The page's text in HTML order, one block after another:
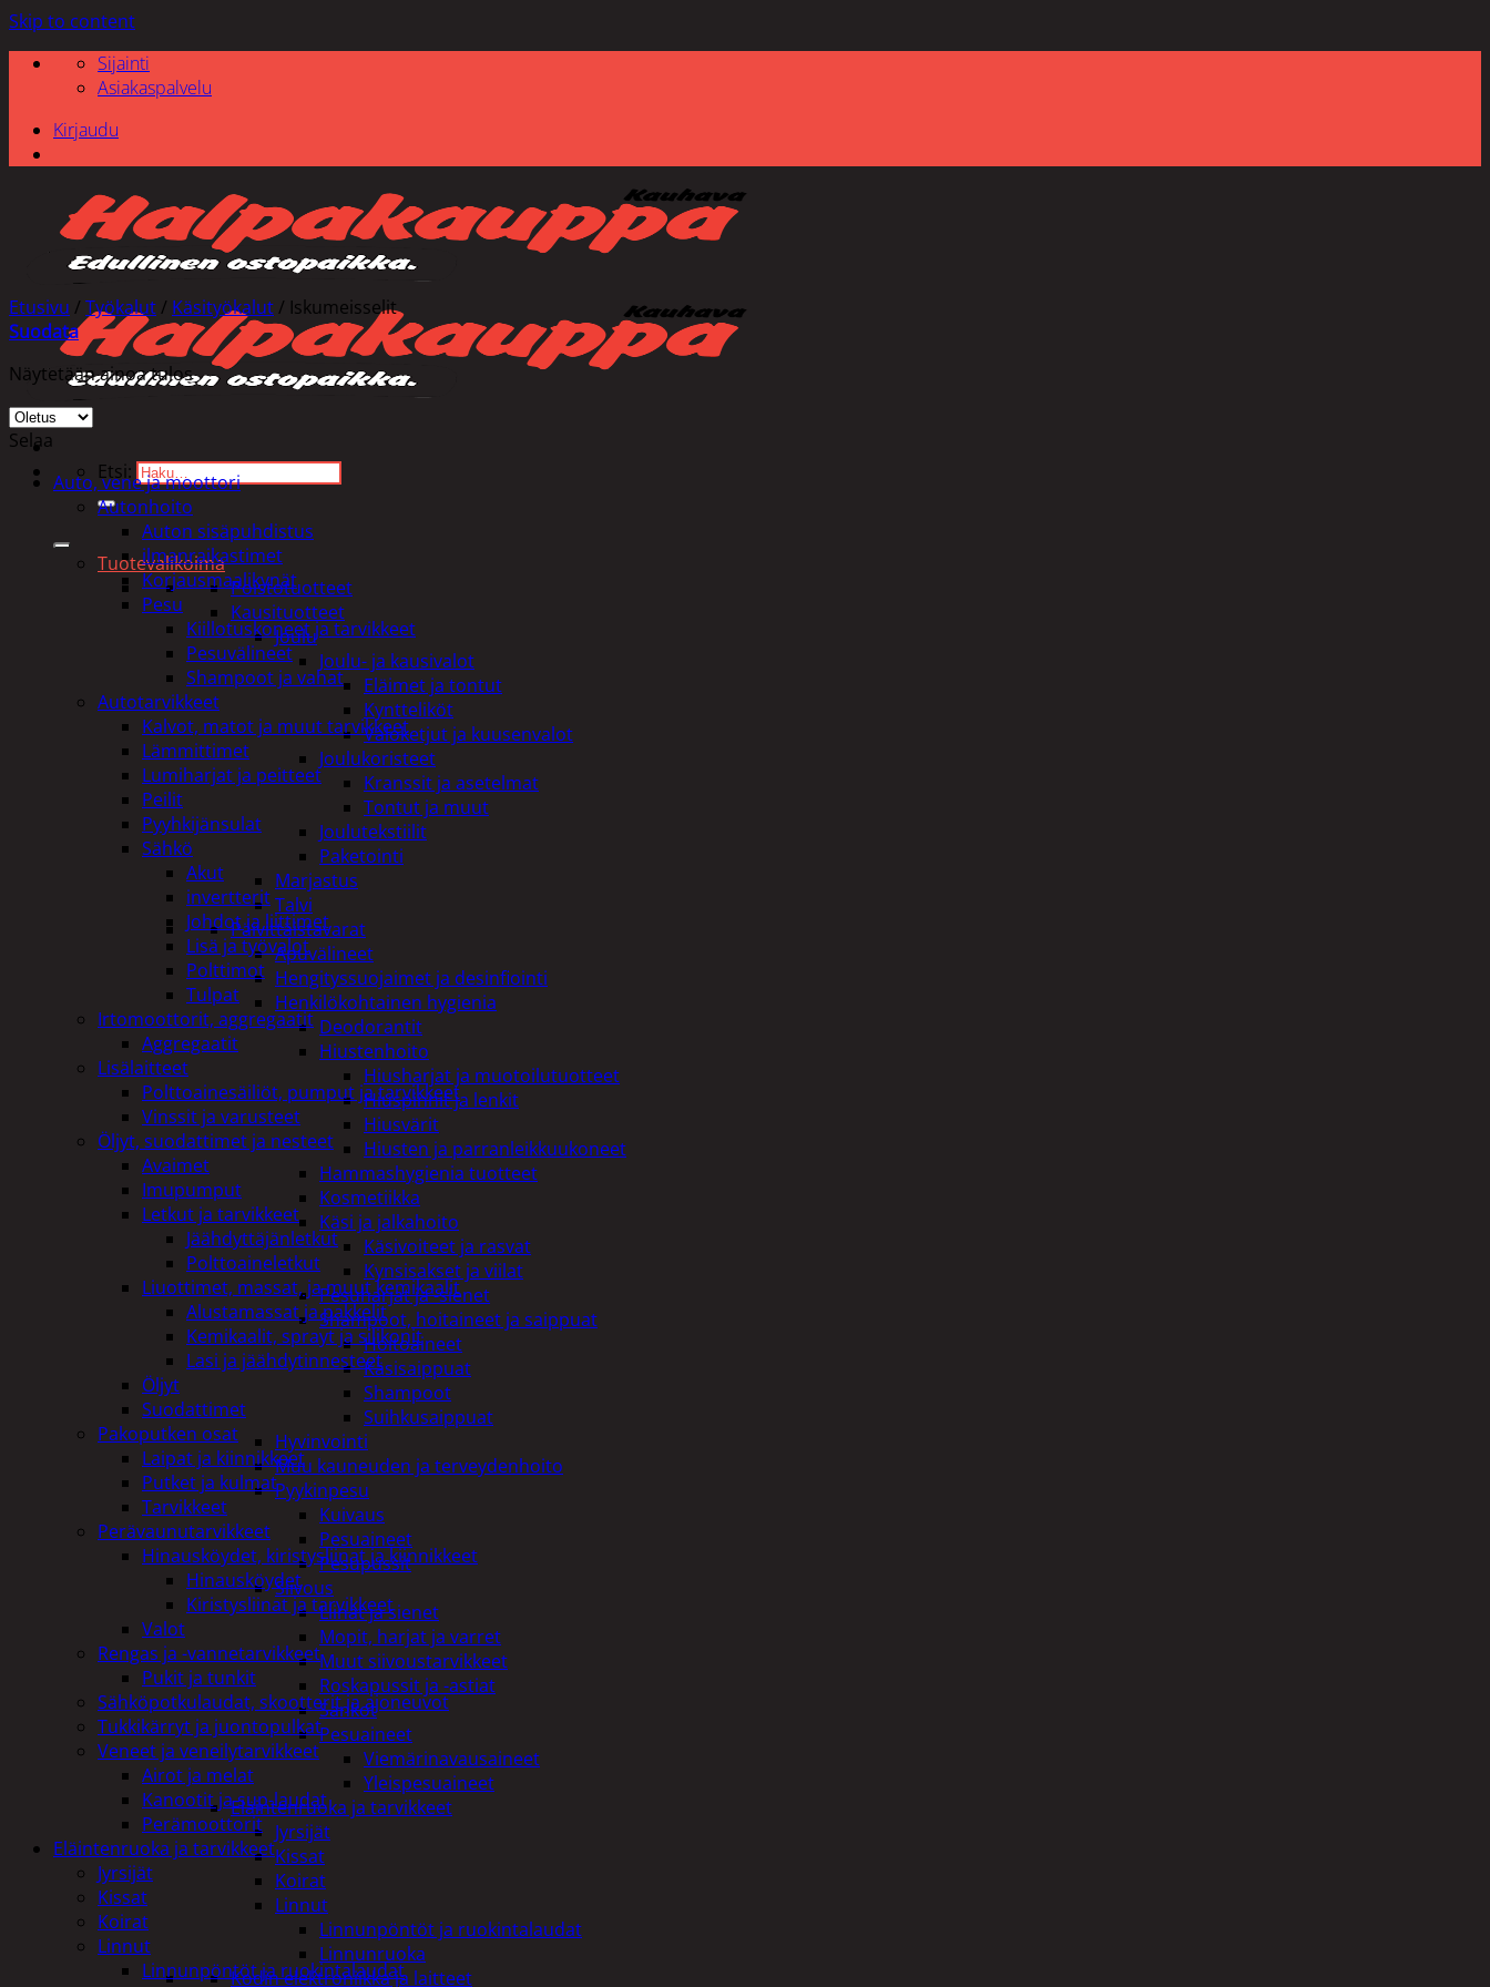
Skip to content
Sijainti
Asiakaspalvelu
Kirjaudu
Etsi:
Tuotevalikoima
Poistotuotteet
Kausituotteet
Joulu
Joulu- ja kausivalot
Eläimet ja tontut
Kyntteliköt
Valoketjut ja kuusenvalot
Joulukoristeet
Kranssit ja asetelmat
Tontut ja muut
Joulutekstiilit
Paketointi
Marjastus
Talvi
Päivittäistavarat
Apuvälineet
Hengityssuojaimet ja desinfiointi
Henkilökohtainen hygienia
Deodorantit
Hiustenhoito
Hiusharjat ja muotoilutuotteet
Hiuspinnit ja lenkit
Hiusvärit
Hiusten ja parranleikkuukoneet
Hammashygienia tuotteet
Kosmetiikka
Käsi ja jalkahoito
Käsivoiteet ja rasvat
Kynsisakset ja viilat
Pesuharjat ja -sienet
Shampoot, hoitaineet ja saippuat
Hoitoaineet
Käsisaippuat
Shampoot
Suihkusaippuat
Hyvinvointi
Muu kauneuden ja terveydenhoito
Pyykinpesu
Kuivaus
Pesuaineet
Pesupussit
Siivous
Liinat ja sienet
Mopit, harjat ja varret
Muut siivoustarvikkeet
Roskapussit ja -astiat
Sankot
Pesuaineet
Viemärinavausaineet
Yleispesuaineet
Eläintenruoka ja tarvikkeet
Jyrsijät
Kissat
Koirat
Linnut
Linnunpöntöt ja ruokintalaudat
Linnunruoka
Kodin elektroniikka ja laitteet
Etusivu / Työkalut / Käsityökalut / Iskumeisselit
Suodata
Näytetään ainoa tulos
Selaa
Auto, vene ja moottori
Autonhoito
Auton sisäpuhdistus
ilmanraikastimet
Korjausmaalikynät
Pesu
Kiillotuskoneet ja tarvikkeet
Pesuvälineet
Shampoot ja vahat
Autotarvikkeet
Kalvot, matot ja muut tarvikkeet
Lämmittimet
Lumiharjat ja peitteet
Peilit
Pyyhkijänsulat
Sähkö
Akut
invertterit
Johdot ja liittimet
Lisä ja työvalot
Polttimot
Tulpat
Irtomoottorit, aggregaatit
Aggregaatit
Lisälaitteet
Polttoainesäiliöt, pumput ja tarvikkeet
Vinssit ja varusteet
Öljyt, suodattimet ja nesteet
Avaimet
Imupumput
Letkut ja tarvikkeet
Jäähdyttäjänletkut
Polttoaineletkut
Liuottimet, massat, ja muut kemikaalit
Alustamassat ja pakkelit
Kemikaalit, sprayt ja silikonit
Lasi ja jäähdytinnesteet
Öljyt
Suodattimet
Pakoputken osat
Laipat ja kiinnikkeet
Putket ja kulmat
Tarvikkeet
Perävaunutarvikkeet
Hinausköydet, kiristysliinat ja kiinnikkeet
Hinausköydet
Kiristysliinat ja tarvikkeet
Valot
Rengas ja -vannetarvikkeet
Pukit ja tunkit
Sähköpotkulaudat, skootterit ja ajoneuvot
Tukkikärryt ja juontopulkat
Veneet ja veneilytarvikkeet
Airot ja melat
Kanootit ja sup-laudat
Perämoottorit
Eläintenruoka ja tarvikkeet
Jyrsijät
Kissat
Koirat
Linnut
Linnunpöntöt ja ruokintalaudat